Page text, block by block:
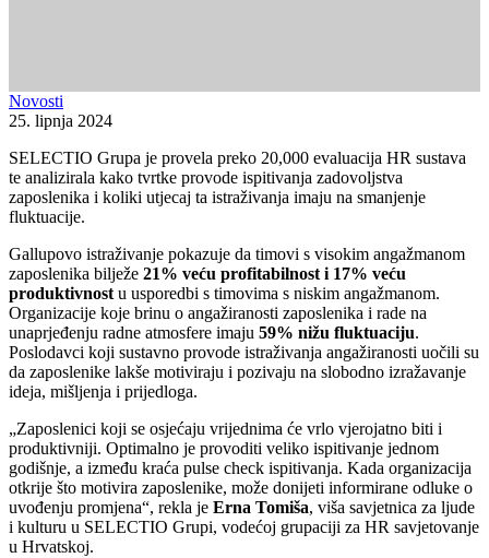
Novosti
25. lipnja 2024
SELECTIO Grupa je provela preko 20,000 evaluacija HR sustava
te analizirala kako tvrtke provode ispitivanja zadovoljstva
zaposlenika i koliki utjecaj ta istraživanja imaju na smanjenje
fluktuacije.
Gallupovo istraživanje pokazuje da timovi s visokim angažmanom
zaposlenika bilježe 21% veću profitabilnost i 17% veću
produktivnost u usporedbi s timovima s niskim angažmanom.
Organizacije koje brinu o angažiranosti zaposlenika i rade na
unaprjeđenju radne atmosfere imaju 59% nižu fluktuaciju.
Poslodavci koji sustavno provode istraživanja angažiranosti uočili su
da zaposlenike lakše motiviraju i pozivaju na slobodno izražavanje
ideja, mišljenja i prijedloga.
„Zaposlenici koji se osjećaju vrijednima će vrlo vjerojatno biti i
produktivniji. Optimalno je provoditi veliko ispitivanje jednom
godišnje, a između kraća pulse check ispitivanja. Kada organizacija
otkrije što motivira zaposlenike, može donijeti informirane odluke o
uvođenju promjena“, rekla je Erna Tomiša, viša savjetnica za ljude
i kulturu u SELECTIO Grupi, vodećoj grupaciji za HR savjetovanje
u Hrvatskoj.